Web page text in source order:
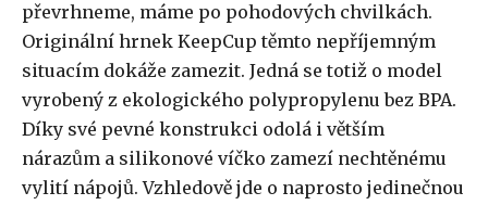
převrhneme, máme po pohodových chvilkách.
Originální hrnek KeepCup těmto nepříjemným
situacím dokáže zamezit. Jedná se totiž o model
vyrobený z ekologického polypropylenu bez BPA.
Díky své pevné konstrukci odolá i větším
nárazům a silikonové víčko zamezí nechtěnému
vylití nápojů. Vzhledově jde o naprosto jedinečnou